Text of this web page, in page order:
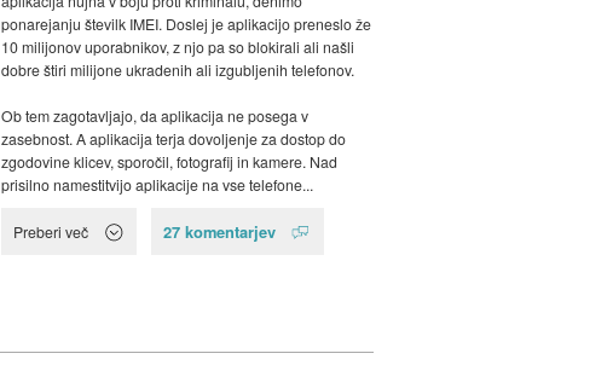
ponarejanju številk IMEI. Doslej je aplikacijo preneslo že
10 milijonov uporabnikov, z njo pa so blokirali ali našli
dobre štiri milijone ukradenih ali izgubljenih telefonov.
Ob tem zagotavljajo, da aplikacija ne posega v
zasebnost. A aplikacija terja dovoljenje za dostop do
zgodovine klicev, sporočil, fotografij in kamere. Nad
prisilno namestitvijo aplikacije na vse telefone...
Preberi več 27 komentarjev